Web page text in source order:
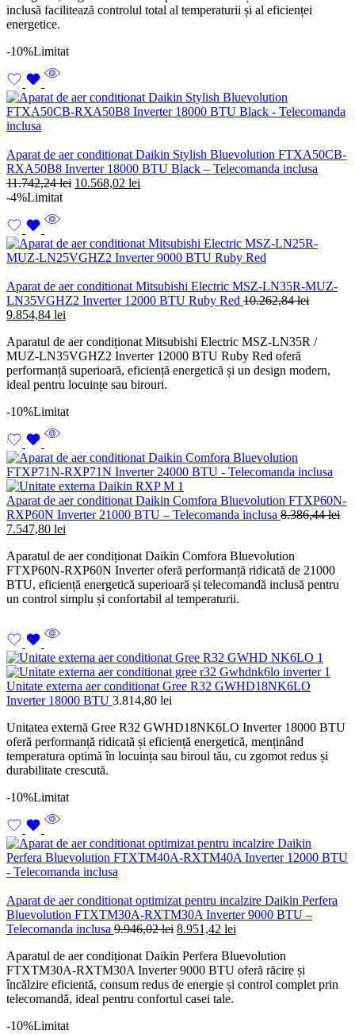
inclusă facilitează controlul total al temperaturii și al eficienței
energetice.
-10%Limitat
Aparat de aer conditionat Daikin Stylish Bluevolution FTXA50CB-
RXA50B8 Inverter 18000 BTU Black – Telecomanda inclusa
11.742,24lei Prețul
11.742,24 lei.
10.568,02 lei
-4%Limitat
Aparat de aer conditionat Mitsubishi Electric MSZ-LN35R-MUZ-
LN35VGHZ2 Inverter 12000 BTU Ruby Red 10.262,84lei
Prețul
a
fost:
10.262,84 lei.
9.854,84 lei
este:
9.854,84 lei.
Aparatul de aer condiționat Mitsubishi Electric MSZ-LN35R /
MUZ-LN35VGHZ2 Inverter 12000 BTU Ruby Red oferă
performanță superioară, eficiență energetică și un design modern,
ideal pentru locuințe sau birouri.
-10%Limitat
Aparat de aer conditionat Daikin Comfora Bluevolution FTXP60N-
RXP60N Inverter 21000 BTU – Telecomanda inclusa 8.386,44lei
Prețul
a
fost:
8.386,44 lei.
7.547,80 lei
este:
7.547,80 lei.
Aparatul de aer condiționat Daikin Comfora Bluevolution
FTXP60N-RXP60N Inverter oferă performanță ridicată de 21000
BTU, eficiență energetică superioară și telecomandă inclusă pentru
un control simplu și confortabil al temperaturii.
Unitate externa aer conditionat Gree R32 GWHD18NK6LO
Inverter 18000 BTU 3.814,80 lei
Unitatea externă Gree R32 GWHD18NK6LO Inverter 18000 BTU
oferă performanță ridicată și eficiență energetică, menținând
temperatura optimă în locuința sau biroul tău, cu zgomot redus și
durabilitate crescută.
-10%Limitat
Aparat de aer conditionat optimizat pentru incalzire Daikin Perfera
Bluevolution FTXTM30A-RXTM30A Inverter 9000 BTU –
Telecomanda inclusa 9.946,02lei Prețul
a
fost:
9.946,02 lei.
8.951,42 lei
este:
8.951,42 lei.
Aparatul de aer condiționat Daikin Perfera Bluevolution
FTXTM30A-RXTM30A Inverter 9000 BTU oferă răcire și
încălzire eficientă, consum redus de energie și control complet prin
telecomandă, ideal pentru confortul casei tale.
-10%Limitat